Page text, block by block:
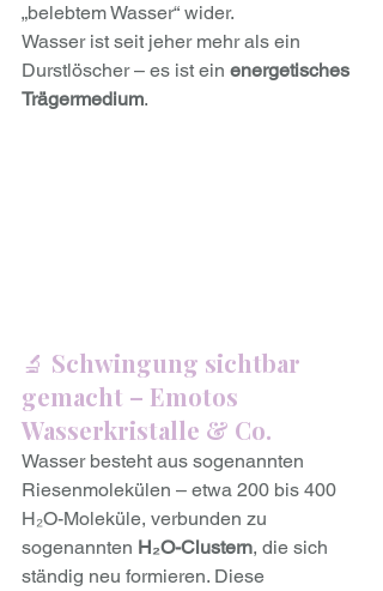
„belebtem Wasser“ wider.
Wasser ist seit jeher mehr als ein
Durstlöscher – es ist ein energetisches
Trägermedium.
🔬 Schwingung sichtbar
gemacht – Emotos
Wasserkristalle & Co.
Wasser besteht aus sogenannten
Riesenmolekülen – etwa 200 bis 400
H₂O-Moleküle, verbunden zu
sogenannten H₂O-Clustern, die sich
ständig neu formieren. Diese